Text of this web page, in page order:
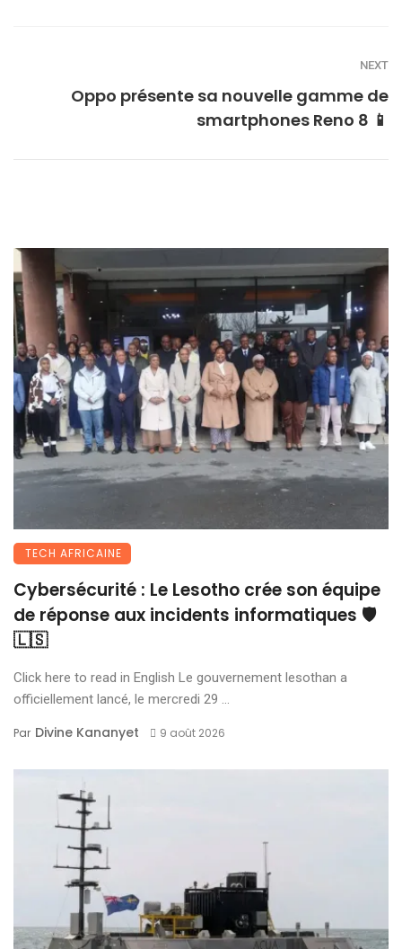
NEXT
Oppo présente sa nouvelle gamme de
smartphones Reno 8 📱
TECH AFRICAINE
Cybersécurité : Le Lesotho crée son équipe
de réponse aux incidents informatiques 🛡️
🇱🇸
Click here to read in English Le gouvernement lesothan a
officiellement lancé, le mercredi 29 ...
Par Divine Kananyet 9 août 2026